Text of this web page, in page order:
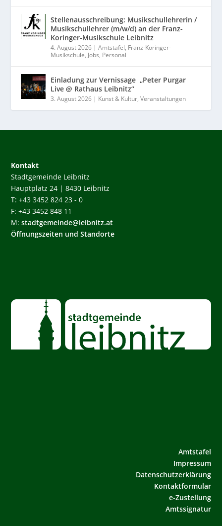
Stellenausschreibung: Musikschullehrerin /
Musikschullehrer (m/w/d) an der Franz-
Koringer-Musikschule Leibnitz
4. August 2026 |Amtstafel, Franz-Koringer-
Musikschule, Jobs, Personal
Einladung zur Vernissage „Peter Purgar
Live @ Rathaus Leibnitz“
3. August 2026 | Kunst & Kultur,Veranstaltungen
Kontakt
Stadtgemeinde Leibnitz
Hauptplatz 24 | 8430 Leibnitz
T: +43 3452 824 23 - 0
F: +43 3452 848 11
M:stadtgemeinde@leibnitz.at
Öffnungszeiten und Standorte
Amtstafel
Impressum
Datenschutzerklärung
Kontaktformular
e-Zustellung
Amtssignatur